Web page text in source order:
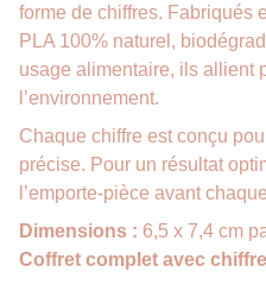
forme de chiffres. Fabriqués
PLA 100% naturel,
usage alimentaire, ils allient
l’environnement.
Chaque chiffre est conçu
précise. Pour un résultat
l’emporte-pièce avant
Dimensions : 6,5 x 7,4 cm
Coffret complet avec